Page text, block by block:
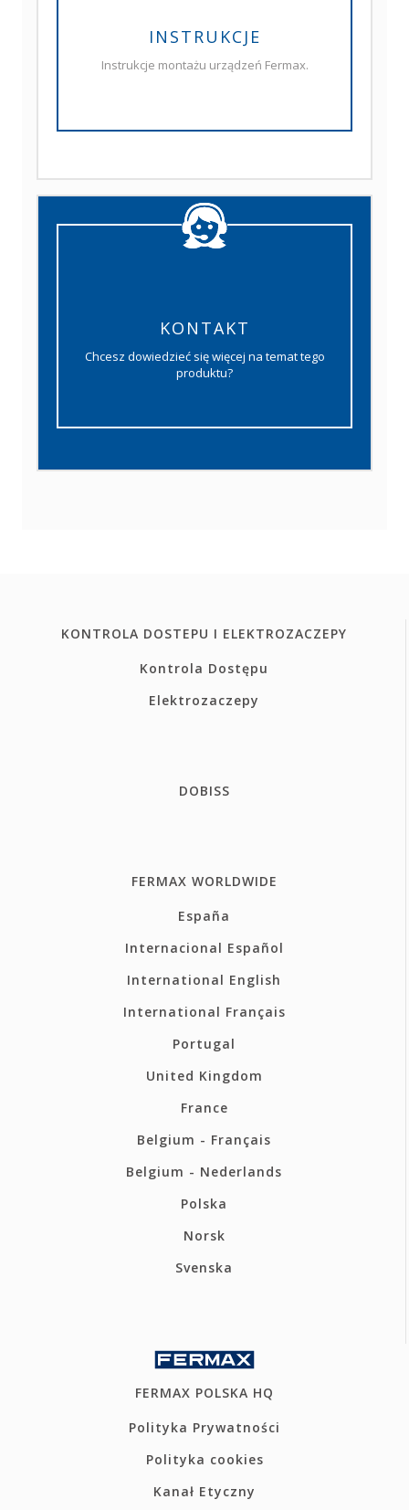
INSTRUKCJE
Instrukcje montażu urządzeń Fermax.
KONTAKT
Chcesz dowiedzieć się więcej na temat tego
produktu?
KONTROLA DOSTEPU I ELEKTROZACZEPY
Kontrola Dostępu
Elektrozaczepy
DOBISS
FERMAX WORLDWIDE
España
Internacional Español
International English
International Français
Portugal
United Kingdom
France
Belgium - Français
Belgium - Nederlands
Polska
Norsk
Svenska
FERMAX POLSKA HQ
Polityka Prywatności
Polityka cookies
Kanał Etyczny